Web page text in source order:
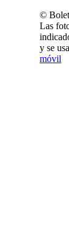
©
Las
y se
móvil